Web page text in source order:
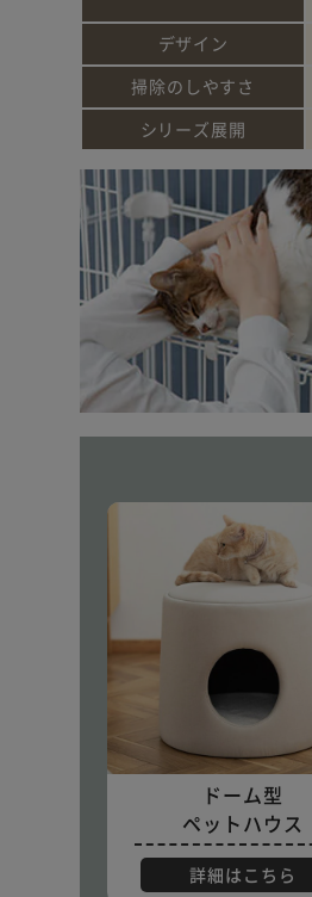
デザイン
掃除のしやすさ
シリーズ展開
ドーム型
ペットハウス
詳細はこちら